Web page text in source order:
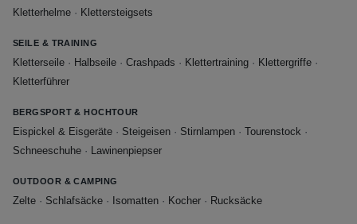
Kletterhelme · Klettersteigsets
SEILE & TRAINING
Kletterseile · Halbseile · Crashpads · Klettertraining · Klettergriffe ·
Kletterführer
BERGSPORT & HOCHTOUR
Eispickel & Eisgeräte · Steigeisen · Stirnlampen · Tourenstock ·
Schneeschuhe · Lawinenpiepser
OUTDOOR & CAMPING
Zelte · Schlafsäcke · Isomatten · Kocher · Rucksäcke